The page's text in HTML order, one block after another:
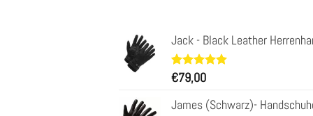
Jack - Black Leather
Bewertet
mit 4.97
von 5,
basierend
34
€79,00
James (Schwarz)-